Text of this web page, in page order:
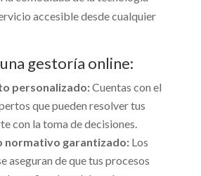
accesible desde cualquier
gestoría online:
personalizado:Cuentas con el
que pueden resolver tus
con la toma de decisiones.
normativo garantizado:Los
aseguran de que tus procesos